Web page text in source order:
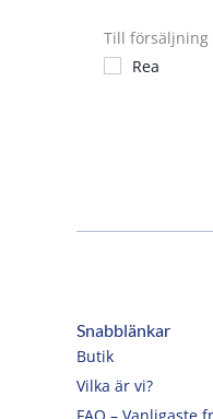
Till försäljning
Rea
Snabblänkar
Butik
Vilka är vi?